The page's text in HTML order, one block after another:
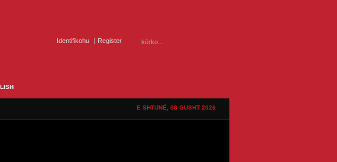
Identifikohu Register
E SHTUNË, 08 GUSHT 2026